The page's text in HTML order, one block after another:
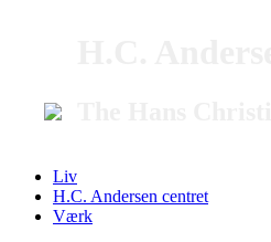
Liv
H.C. Andersen centret
Værk